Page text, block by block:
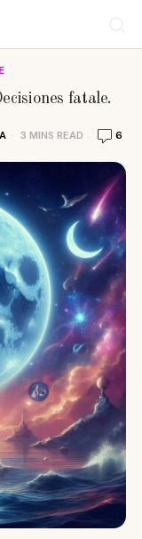
fatale.
3 MINS READ 6